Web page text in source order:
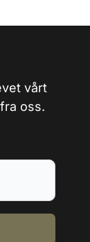
vårt
oss.